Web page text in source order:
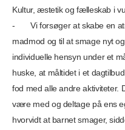
Kultur, æstetik og fælleskab i
- Vi forsøger at skabe en
madmod og til at smage nyt
individuelle hensyn under et
huske, at måltidet i et
fod med alle andre aktiviteter.
være med og deltage på ens
hvorvidt at barnet smager,